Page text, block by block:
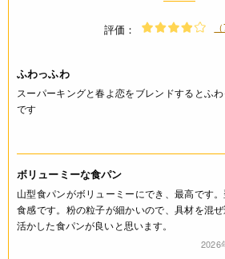
アレルギー
小麦(特定原材料8品目)
(100g当たり) エネルギー 368kcal たん
炭水化物 70.4g 食塩相当量 0.0g 灰
は、目安です。
評価：
ふわっふわ
スーパーキングと春よ恋をブレンドするとふ
です
ボリューミーな食パン
山型食パンがボリューミーにでき、最高です
食感です。粉の粒子が細かいので、具材を混
活かした食パンが良いと思います。
2026